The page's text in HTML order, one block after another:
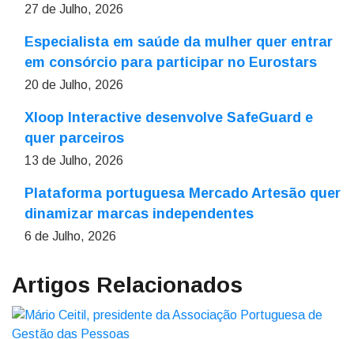
27 de Julho, 2026
Especialista em saúde da mulher quer entrar
em consórcio para participar no Eurostars
20 de Julho, 2026
Xloop Interactive desenvolve SafeGuard e
quer parceiros
13 de Julho, 2026
Plataforma portuguesa Mercado Artesão quer
dinamizar marcas independentes
6 de Julho, 2026
Artigos Relacionados